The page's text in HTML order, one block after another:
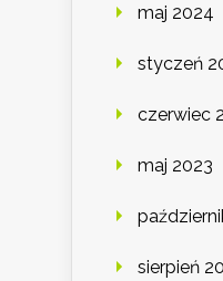
maj 2024
styczeń
czerwiec
maj 2023
sierpień